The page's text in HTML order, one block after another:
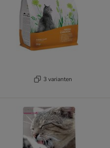
3 varianten